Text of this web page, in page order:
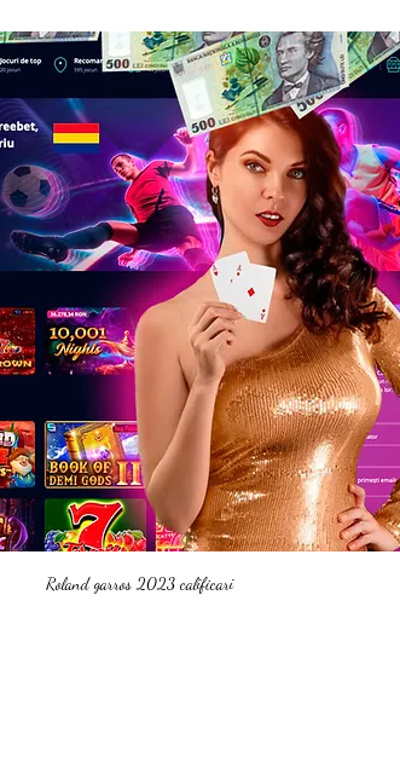
Roland garros 2023 calificari